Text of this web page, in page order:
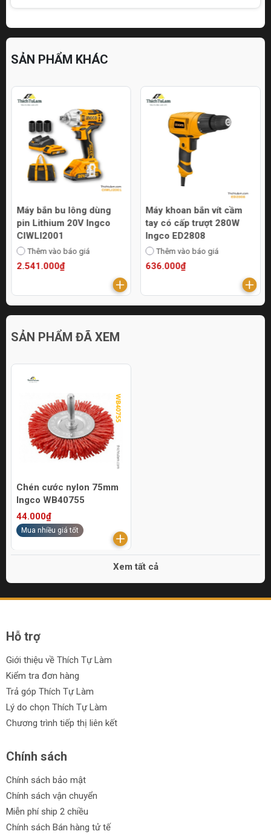
SẢN PHẨM KHÁC
Máy bắn bu lông dùng
pin Lithium 20V Ingco
CIWLI2001
Thêm vào báo giá
2.541.000₫
Máy khoan bắn vít cầm
tay có cấp trượt 280W
Ingco ED2808
Thêm vào báo giá
636.000₫
SẢN PHẨM ĐÃ XEM
Chén cước nylon 75mm
Ingco WB40755
44.000₫
Mua nhiều giá tốt
Xem tất cả
Hỗ trợ
Giới thiệu về Thích Tự Làm
Kiểm tra đơn hàng
Trả góp Thích Tự Làm
Lý do chọn Thích Tự Làm
Chương trình tiếp thị liên kết
Chính sách
Chính sách bảo mật
Chính sách vận chuyển
Miễn phí ship 2 chiều
Chính sách Bán hàng tử tế